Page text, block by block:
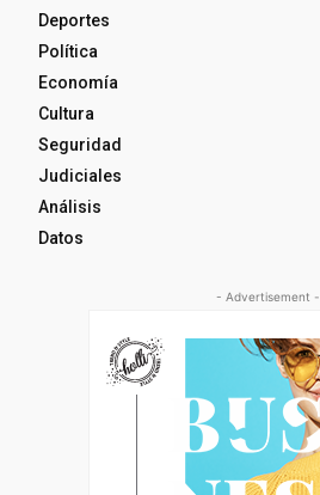
Deportes
Política
Economía
Cultura
Seguridad
Judiciales
Análisis
Datos
- Advertisement -